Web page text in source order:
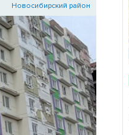
Новосибирский район